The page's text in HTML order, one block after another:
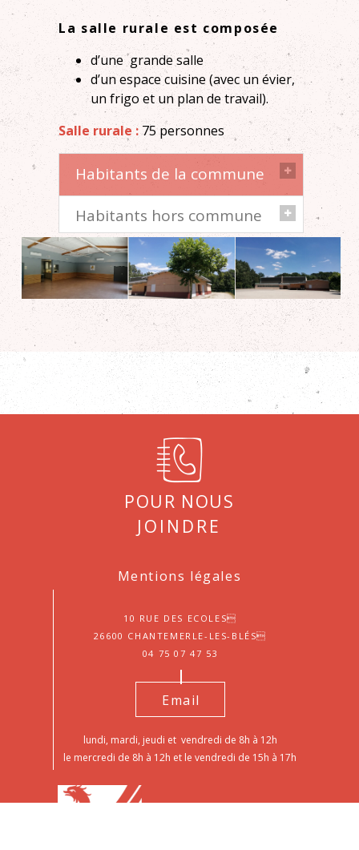
La salle rurale est composée
d’une grande salle
d’un espace cuisine (avec un évier,
un frigo et un plan de travail).
Salle rurale : 75 personnes
Habitants de la commune
Particuliers :250€
Associations et associations à
caractère social :Location
gratuite
Habitants hors commune
Cet équipement n'est pas disponible
pour les particuliers exterieurs à la
commune
Pour nous
joindre
Mentions légales
10 Rue des Ecoles
26600 Chantemerle-les-Blés
04 75 07 47 53
Email
lundi, mardi, jeudi et vendredi de 8h à 12h
le mercredi de 8h à 12h et le vendredi de 15h à 17h